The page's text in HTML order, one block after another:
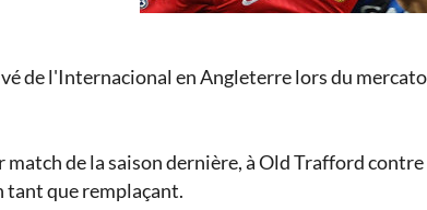
de l'Internacional en Angleterre lors du
de la saison dernière, à Old Trafford
tant que remplaçant.